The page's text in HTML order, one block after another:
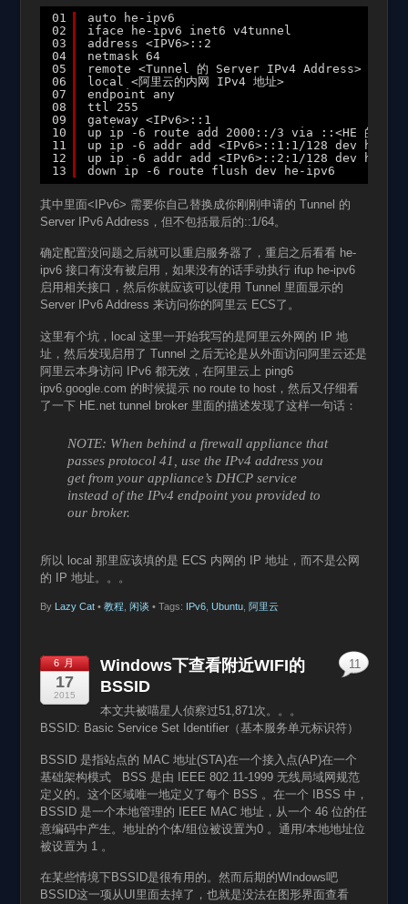
01
02
03
04
05
06
07
08
09
10
11
12
13
auto he-ipv6
iface he-ipv6 inet6 v4tunnel
address <IPV6>::2
netmask 64
remote <Tunnel 的 Server IPv4 Address>
local <阿里云的内网 IPv4 地址>
endpoint any
ttl 255
gateway <IPv6>::1
up ip -6 route add 2000::/3 via ::<HE 的
up ip -6 addr add <IPv6>::1:1/128 dev he-
up ip -6 addr add <IPv6>::2:1/128 dev he-
down ip -6 route flush dev he-ipv6
其中里面<IPv6> 需要你自己替换成你刚刚申请的 Tunnel 的
Server IPv6 Address，但不包括最后的::1/64。
确定配置没问题之后就可以重启服务器了，重启之后看看 he-
ipv6 接口有没有被启用，如果没有的话手动执行 ifup he-ipv6
启用相关接口，然后你就应该可以使用 Tunnel 里面显示的
Server IPv6 Address 来访问你的阿里云 ECS了。
这里有个坑，local 这里一开始我写的是阿里云外网的 IP 地
址，然后发现启用了 Tunnel 之后无论是从外面访问阿里云还是
阿里云本身访问 IPv6 都无效，在阿里云上 ping6
ipv6.google.com 的时候提示 no route to host，然后又仔细看
了一下 HE.net tunnel broker 里面的描述发现了这样一句话：
NOTE: When behind a firewall appliance that
passes protocol 41, use the IPv4 address you
get from your appliance’s DHCP service
instead of the IPv4 endpoint you provided to
our broker.
所以 local 那里应该填的是 ECS 内网的 IP 地址，而不是公网
的 IP 地址。。。
By Lazy Cat• 教程 闲谈 • Tags: IPv6, Ubuntu, 阿里云
6 月
17
2015
Windows下查看附近WIFI的
BSSID
本文共被喵星人侦察过51,871次。。。
BSSID: Basic Service Set Identifier（基本服务单元标识符）
BSSID 是指站点的 MAC 地址(STA)在一个接入点(AP)在一个
基础架构模式 BSS 是由 IEEE 802.11-1999 无线局域网规范
定义的。这个区域唯一地定义了每个 BSS 。在一个 IBSS 中，
BSSID 是一个本地管理的 IEEE MAC 地址，从一个 46 位的任
意编码中产生。地址的个体/组位被设置为0 。通用/本地地址位
被设置为 1 。
在某些情境下BSSID是很有用的。然而后期的WIndows吧
BSSID这一项从UI里面去掉了，也就是没法在图形界面查看
11